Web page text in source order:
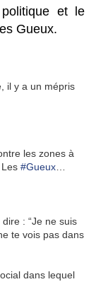
politique et le
Gueux.
il y a un mépris
les zones à
#Gueux
: “Je ne suis
te vois pas dans
dans lequel